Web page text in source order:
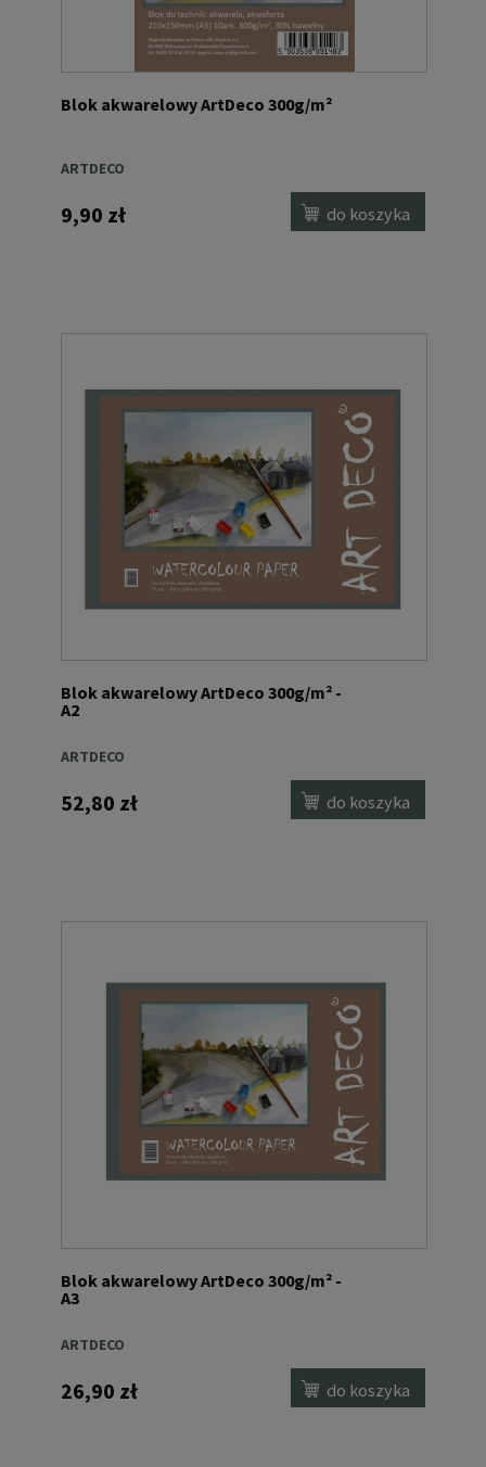
Blok akwarelowy ArtDeco 300g/m²
ARTDECO
9,90 zł do koszyka
Blok akwarelowy ArtDeco 300g/m² -
A2
ARTDECO
52,80 zł do koszyka
Blok akwarelowy ArtDeco 300g/m² -
A3
ARTDECO
26,90 zł do koszyka